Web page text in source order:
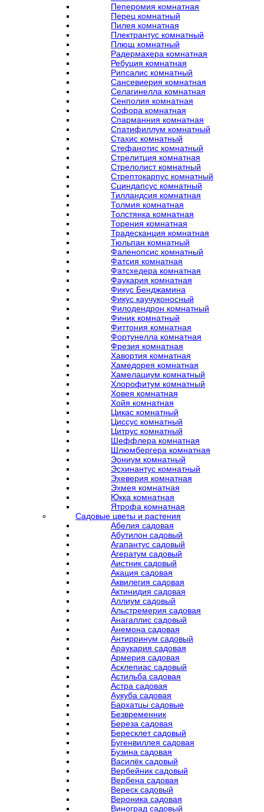
Пеперомия комнатная
Перец комнатный
Пилея комнатная
Плектрантус комнатный
Плющ комнатный
Радермахера комнатная
Ребуция комнатная
Рипсалис комнатный
Сансевиерия комнатная
Селагинелла комнатная
Сенполия комнатная
Софора комнатная
Спарманния комнатная
Спатифиллум комнатный
Стахис комнатный
Стефанотис комнатный
Стрелитция комнатная
Стрелолист комнатный
Стрептокарпус комнатный
Сциндапсус комнатный
Тилландсия комнатная
Толмия комнатная
Толстянка комнатная
Торения комнатная
Традесканция комнатная
Тюльпан комнатный
Фаленопсис комнатный
Фатсия комнатная
Фатсхедера комнатная
Фаукария комнатная
Фикус Бенджамина
Фикус каучуконосный
Филодендрон комнатный
Финик комнатный
Фиттония комнатная
Фортунелла комнатная
Фрезия комнатная
Хавортия комнатная
Хамедорея комнатная
Хамелациум комнатный
Хлорофитум комнатный
Ховея комнатная
Хойя комнатная
Цикас комнатный
Циссус комнатный
Цитрус комнатный
Шеффлера комнатная
Шлюмбергера комнатная
Эониум комнатный
Эсхинантус комнатный
Эхеверия комнатная
Эхмея комнатная
Юкка комнатная
Ятрофа комнатная
Садовые цветы и растения
Абелия садовая
Абутилон садовый
Агапантус садовый
Агератум садовый
Аистник садовый
Акация садовая
Аквилегия садовая
Актинидия садовая
Аллиум садовый
Альстремерия садовая
Анагаллис садовый
Анемона садовая
Антирринум садовый
Араукария садовая
Армерия садовая
Асклепиас садовый
Астильба садовая
Астра садовая
Аукуба садовая
Бархатцы садовые
Безвременник
Береза садовая
Бересклет садовый
Бугенвиллея садовая
Бузина садовая
Василёк садовый
Вербейник садовый
Вербена садовая
Вереск садовый
Вероника садовая
Виноград садовый